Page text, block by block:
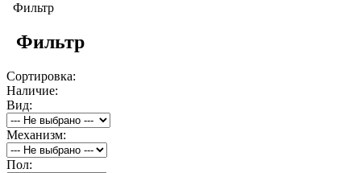
Фильтр
Фильтр
Сортировка:
Наличие:
Вид:
Механизм:
Пол: